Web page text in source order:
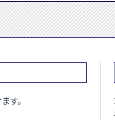
す。